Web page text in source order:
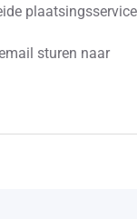
sturen naar